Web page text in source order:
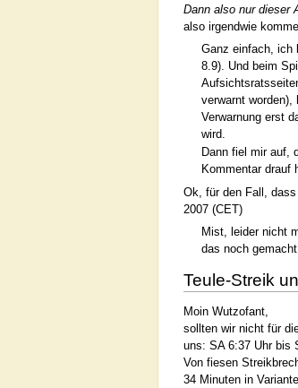
Dann also nur dieser
also irgendwie
Ganz einfach, ich
8.9). Und beim
verwarnt
Verwarnung erst
wird.
Dann fiel mir auf,
Kommentar drauf
Ok, für den Fall,
2007 (CET)
Mist, leider nicht
das noch
Teule-Streik
Moin Wutzofant,
sollten wir nicht für
uns: SA 6:37 Uhr bis
Von fiesen
34 Minuten in